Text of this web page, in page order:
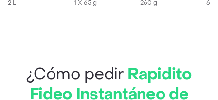
2 L
Pollo
1 X 65 g
260 g
67 g
¿Cómo pedir Rapidito
Fideo Instantáneo de